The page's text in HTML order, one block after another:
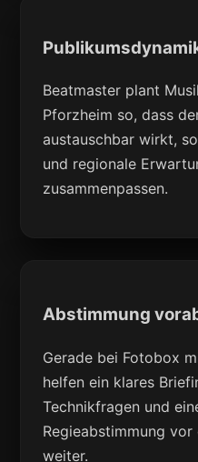
Beatmaster plant
Pforzheim so, dass
austauschbar wirkt,
und regionale
zusammenpassen.
Abstimmung
Gerade bei Fotobox
helfen ein klares
Technikfragen und
Regieabstimmung
weiter.